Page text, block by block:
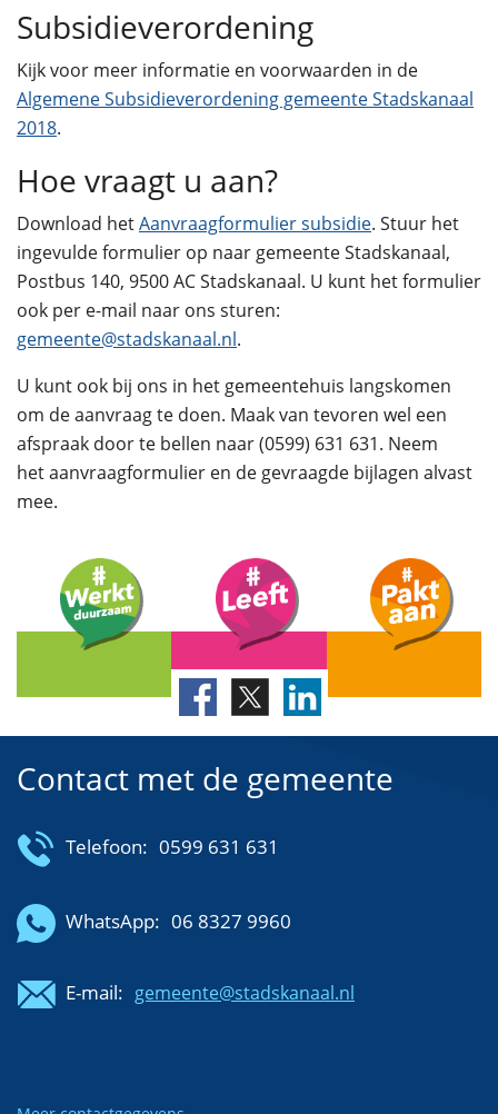
Subsidieverordening
Kijk voor meer informatie en voorwaarden in de
Algemene Subsidieverordening gemeente Stadskanaal
2018.
Hoe vraagt u aan?
Download hetAanvraagformulier subsidie. Stuur het
ingevulde formulier op naar gemeente Stadskanaal,
Postbus 140, 9500 AC Stadskanaal. U kunt het formulier
ook per e-mail naar ons sturen:
gemeente@stadskanaal.nl.
U kunt ook bij ons in het gemeentehuis langskomen
om de aanvraag te doen. Maak van tevoren wel een
afspraak door te bellen naar (0599) 631 631. Neem
het aanvraagformulier en de gevraagde bijlagen alvast
mee.
Contact met de gemeente
Telefoon: 0599 631 631
WhatsApp: 06 8327 9960
E-mail: gemeente@stadskanaal.nl